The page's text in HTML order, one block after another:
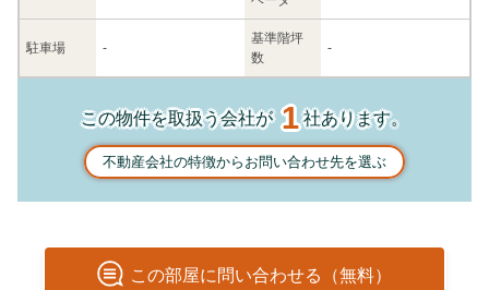
駐車場 -
基準階坪
数
-
この物件を取扱う会社が1社あります。
不動産会社の特徴からお問い合わせ先を選ぶ
この部屋に問い合わせる（無料）